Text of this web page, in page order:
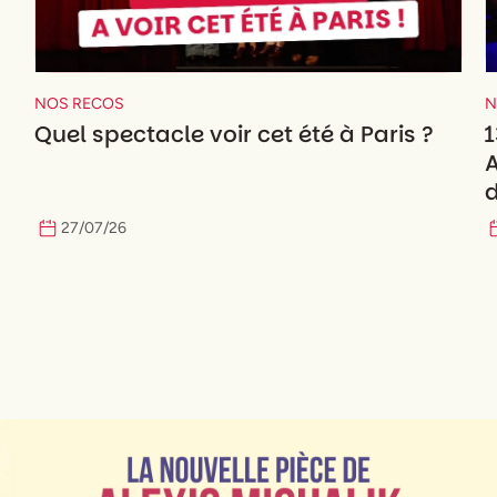
NOS RECOS
Quel spectacle voir cet été à Paris ?
27/07/26